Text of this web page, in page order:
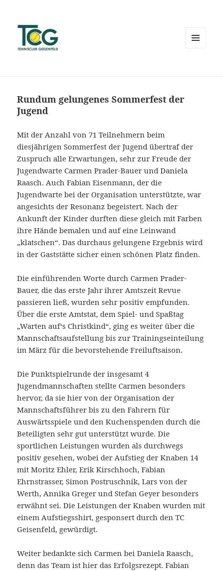
Rundum gelungenes Sommerfest der
Jugend
Mit der Anzahl von 71 Teilnehmern beim
diesjährigen Sommerfest der Jugend übertraf der
Zuspruch alle Erwartungen, sehr zur Freude der
Jugendwarte Carmen Prader-Bauer und Daniela
Raasch. Auch Fabian Eisenmann, der die
Jugendwarte bei der Organisation unterstützte, war
angesichts der Resonanz begeistert. Nach der
Ankunft der Kinder durften diese gleich mit Farben
ihre Hände bemalen und auf eine Leinwand
„klatschen“. Das durchaus gelungene Ergebnis wird
in der Gaststätte sicher einen schönen Platz finden.
Die einführenden Worte durch Carmen Prader-
Bauer, die das erste Jahr ihrer Amtszeit Revue
passieren ließ, wurden sehr positiv empfunden.
Über die erste Amtstat, dem Spiel- und Spaßtag
„Warten auf‘s Christkind“, ging es weiter über die
Mannschaftsaufstellung bis zur Trainingseinteilung
im März für die bevorstehende Freiluftsaison.
Die Punktspielrunde der insgesamt 4
Jugendmannschaften stellte Carmen besonders
hervor, da sie hier von der Organisation der
Mannschaftsführer bis zu den Fahrern für
Auswärtsspiele und den Kuchenspenden durch die
Beteiligten sehr gut unterstützt wurde. Die
sportlichen Leistungen wurden als durchwegs
positiv gesehen, wobei der Aufstieg der Knaben 14
mit Moritz Ehler, Erik Kirschhoch, Fabian
Ehrnstrasser, Simon Postruschnik, Lars von der
Werth, Annika Greger und Stefan Geyer besonders
erwähnt sei. Die Leistungen der Knaben wurden mit
einem Aufstiegsshirt, gesponsert durch den TC
Geisenfeld, gewürdigt.
Weiter bedankte sich Carmen bei Daniela Raasch,
denn das Team ist hier das Erfolgsrezept. Fabian